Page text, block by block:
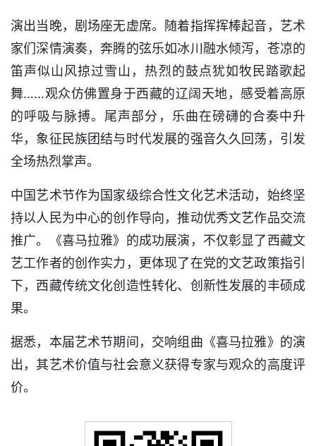
演出当晚，剧场座无虚席。随着指挥挥棒起音，艺术
家们深情演奏，奔腾的弦乐如冰川融水倾泻，苍凉的
笛声似山风掠过雪山，热烈的鼓点犹如牧民踏歌起
舞……观众仿佛置身于西藏的辽阔天地，感受着高原
的呼吸与脉搏。尾声部分，乐曲在磅礴的合奏中升
华，象征民族团结与时代发展的强音久久回荡，引发
全场热烈掌声。
中国艺术节作为国家级综合性文化艺术活动，始终坚
持以人民为中心的创作导向，推动优秀文艺作品交流
推广。《喜马拉雅》的成功展演，不仅彰显了西藏文
艺工作者的创作实力，更体现了在党的文艺政策指引
下，西藏传统文化创造性转化、创新性发展的丰硕成
果。
据悉，本届艺术节期间，交响组曲《喜马拉雅》的演
出，其艺术价值与社会意义获得专家与观众的高度评
价。